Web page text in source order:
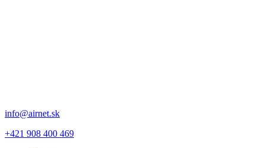
info@airnet.sk
+421 908 400 469